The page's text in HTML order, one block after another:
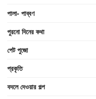
পালা- পাব্বণ
পুরনো দিনের কথা
পেট পুজো
প্রকৃতি
বদলে দেওয়ার গল্প